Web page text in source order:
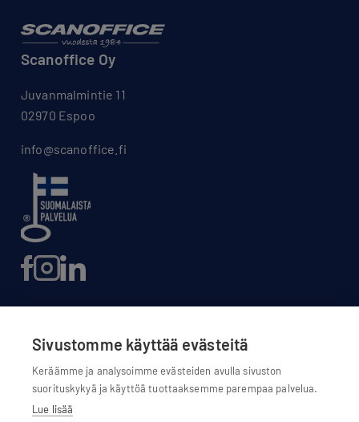
Scanoffice Oy
Juvanmalmintie 11
02970 Espoo
info@scanoffice.fi
Evästeasetukset
Evästekäytännöt
Tietosuojaseloste
Sivustomme käyttää evästeitä
Keräämme ja analysoimme evästeiden avulla sivuston
suorituskykyä ja käyttöä tuottaaksemme parempaa palvelua.
Lue lisää